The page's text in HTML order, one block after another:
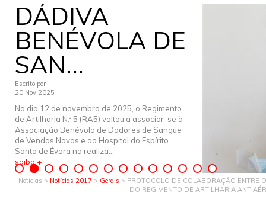
DÁDIVA
BENÉVOLA DE
SAN...
Escrito por
20 Nov 2025
No dia 12 de novembro de 2025, o Regimento
de Artilharia N.º 5 (RA5) voltou a associar-se à
Associação Benévola de Dadores de Sangue
de Vendas Novas e ao Hospital do Espírito
Santo de Évora na realiza...
saiba +
Notícias > Notícias 2017 > Gerais > PROTOCOLO DE COLABORAÇÃO ENTRE
DO REGIMENTO DE ARTILHARIA